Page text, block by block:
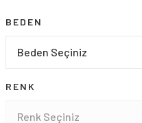
BEDEN
RENK